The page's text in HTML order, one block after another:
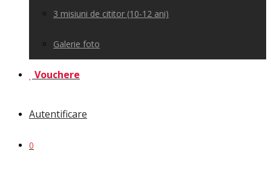
3 misiuni de cititor (10-12 ani)
Galerie foto
Vouchere
Autentificare
0